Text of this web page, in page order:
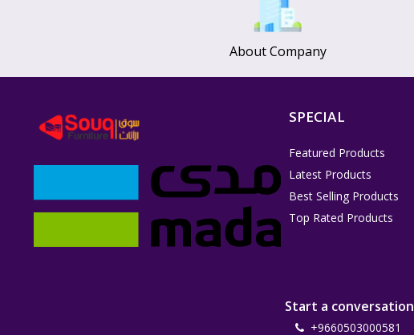
About Company
SPECIAL
Featured Products
Latest Products
Best Selling Products
Top Rated Products
Start a conversation
+9660503000581